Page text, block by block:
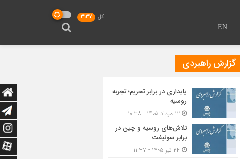
EN
کل 3137
گزارش راهبردی
پایداری در برابر تحریم؛ تجربه
روسیه
تلاش‌های روسیه و چین در
برابر سوئیفت